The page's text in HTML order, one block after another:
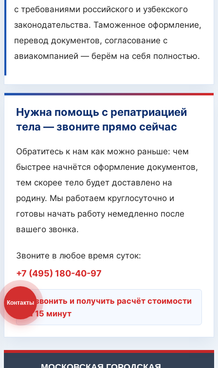
с требованиями российского и узбекского
законодательства. Таможенное оформление,
перевод документов, согласование с
авиакомпанией — берём на себя полностью.
Нужна помощь с репатриацией
тела — звоните прямо сейчас
Обратитесь к нам как можно раньше: чем
быстрее начнётся оформление документов,
тем скорее тело будет доставлено на
родину. Мы работаем круглосуточно и
готовы начать работу немедленно после
вашего звонка.
Звоните в любое время суток:
+7 (495) 180-40-97
Позвонить и получить расчёт стоимости
за 15 минут
Контакты